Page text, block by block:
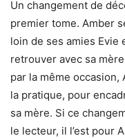
Un changement de
premier tome. Amber
loin de ses amies
retrouver avec sa
par la même occasion,
la pratique, pour
sa mère. Si ce
le lecteur, il l’est pour